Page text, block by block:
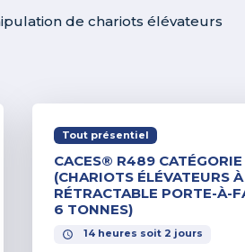
de chariots élévateurs
Tout présentiel
CACES® R489 CATÉGORIE
(CHARIOTS ÉLÉVATEURS
RÉTRACTABLE PORTE-À-
6 TONNES)
14heures soit 2 jours